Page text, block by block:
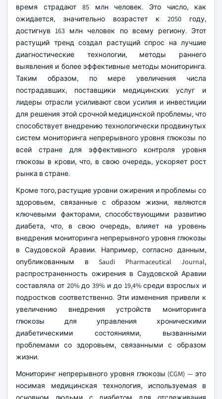
время страдают 85 млн человек. Это число, как
ожидается, значительно возрастет к 2050 году,
достигнув 163 млн человек по всему региону. Этот
растущий тренд создал растущий спрос на лучшие
диагностические технологии, методы раннего
выявления и более эффективные методы мониторинга.
Таким образом, по мере увеличения числа
пострадавших, поставщики медицинских услуг и
лидеры отрасли усиливают свои усилия и инвестиции
для решения этой срочной медицинской проблемы, что
способствует внедрению технологически продвинутых
систем мониторинга непрерывного уровня глюкозы по
всей стране для эффективного контроля уровня
глюкозы в крови, что, в свою очередь, ускоряет рост
рынка в стране.
Кроме того, растущие уровни ожирения и проблемы со
здоровьем, связанные с образом жизни, являются
ключевыми факторами, способствующими развитию
диабета, что, в свою очередь, влияет на уровень
внедрения мониторинга непрерывного уровня глюкозы
в Саудовской Аравии. Например, согласно данным,
опубликованным в Saudi Pharmaceutical Journal,
распространенность ожирения в Саудовской Аравии
составляла от 20% до 39% и до 19,4% среди взрослых и
подростков соответственно. Эти изменения привели к
увеличению внедрения устройств мониторинга
глюкозы для управления хроническими
диабетическими состояниями, вызванными
проблемами со здоровьем, связанными с образом
жизни.
Мониторинг непрерывного уровня глюкозы (CGM) — это
носимая медицинская технология, используемая в